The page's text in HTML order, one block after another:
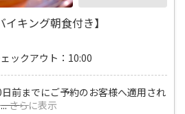
キング朝食付き】
ックアウト：10:00
10日前までにご予約のお客様へ適用され
...さらに表示